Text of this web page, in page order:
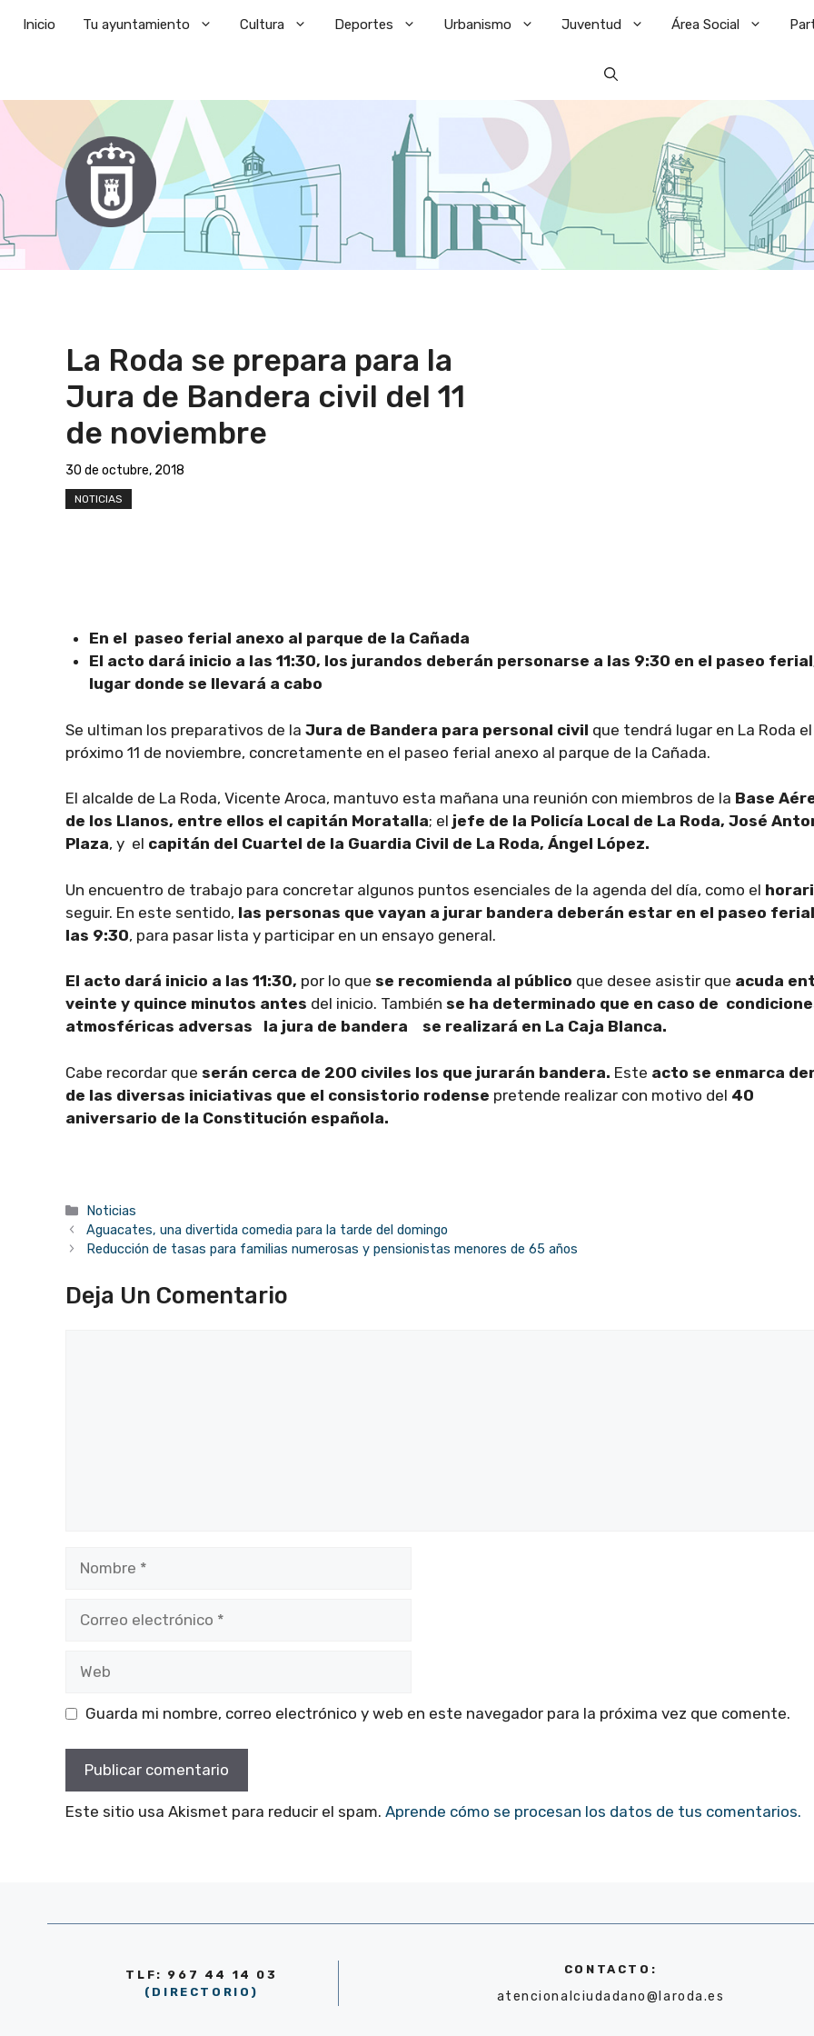
Inicio Tu ayuntamiento Cultura Deportes Urbanismo Juventud Área Social
La Roda se prepara para la
Jura de Bandera civil del 11
de noviembre
30 de octubre, 2018
NOTICIAS
En el paseo ferial anexo al parque de la Cañada
El acto dará inicio a las 11:30, los jurandos deberán personarse a las 9:30 en el paseo
lugar donde se llevará a cabo
Se ultiman los preparativos de la Jura de Bandera para personal civil que tendrá lugar en La Roda el
próximo 11 de noviembre, concretamente en el paseo ferial anexo al parque de la Cañada.
El alcalde de La Roda, Vicente Aroca, mantuvo esta mañana una reunión con miembros de la Base
de los Llanos, entre ellos el capitán Moratalla; el jefe de la Policía Local de La Roda, José
Plaza, y el capitán del Cuartel de la Guardia Civil de La Roda, Ángel López.
Un encuentro de trabajo para concretar algunos puntos esenciales de la agenda del día, como el
seguir. En este sentido, las personas que vayan a jurar bandera deberán estar en el paseo
las 9:30, para pasar lista y participar en un ensayo general.
El acto dará inicio a las 11:30, por lo que se recomienda al público que desee asistir que acuda
veinte y quince minutos antes del inicio. También se ha determinado que en caso de
atmosféricas adversas la jura de bandera se realizará en La Caja Blanca.
Cabe recordar que serán cerca de 200 civiles los que jurarán bandera. Este acto se enmarca
de las diversas iniciativas que el consistorio rodense pretende realizar con motivo del 40
aniversario de la Constitución española.
Categorías
Noticias
Aguacates, una divertida comedia para la tarde del domingo
Reducción de tasas para familias numerosas y pensionistas menores de 65 años
Deja Un Comentario
Guarda mi nombre, correo electrónico y web en este navegador para la próxima vez que comente.
Este sitio usa Akismet para reducir el spam. Aprende cómo se procesan los datos de tus comentarios.
TLF: 967 44 14 03
(DIRECTORIO)
CONTACTO:
atencionalciudadano@laroda.es